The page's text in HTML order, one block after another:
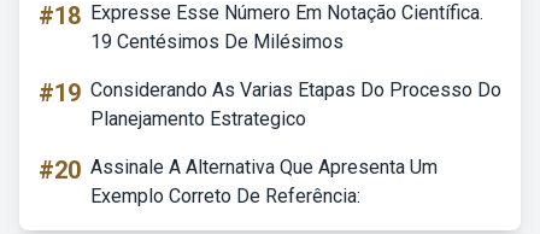
#18 Expresse Esse Número Em Notação Científica.
19 Centésimos De Milésimos
#19 Considerando As Varias Etapas Do Processo Do
Planejamento Estrategico
#20 Assinale A Alternativa Que Apresenta Um
Exemplo Correto De Referência: